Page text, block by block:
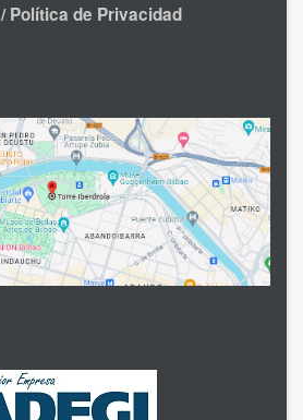
Política de Privacidad